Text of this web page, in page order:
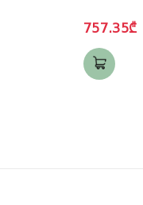
757.35₾